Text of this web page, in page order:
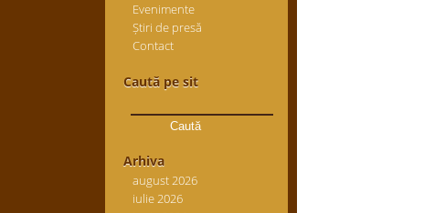
Evenimente
Știri de presă
Contact
Caută pe sit
după:
Arhiva
august 2026
iulie 2026